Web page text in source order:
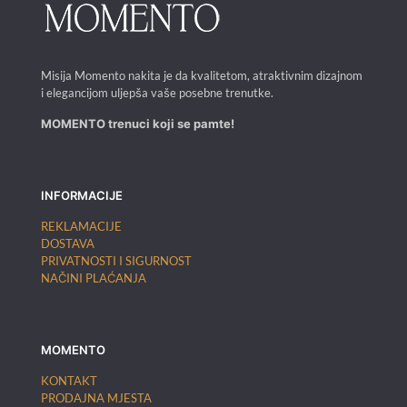
Misija Momento nakita je da kvalitetom, atraktivnim dizajnom
i elegancijom uljepša vaše posebne trenutke.
MOMENTO trenuci koji se pamte!
INFORMACIJE
REKLAMACIJE
DOSTAVA
PRIVATNOSTI I SIGURNOST
NAČINI PLAĆANJA
MOMENTO
KONTAKT
PRODAJNA MJESTA